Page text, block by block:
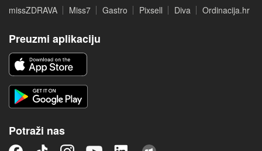
missZDRAVA
Miss7 Gastro Pixsell Diva Ordinacija.hr
Preuzmi aplikaciju
Potraži nas